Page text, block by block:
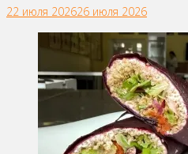
22 июля 202626 июля 2026